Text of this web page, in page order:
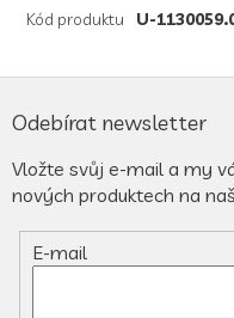
Kód produktu
U-
á
a
Odebírat newsletter
Vložte svůj e-mail a my
nových produktech na
E-mail